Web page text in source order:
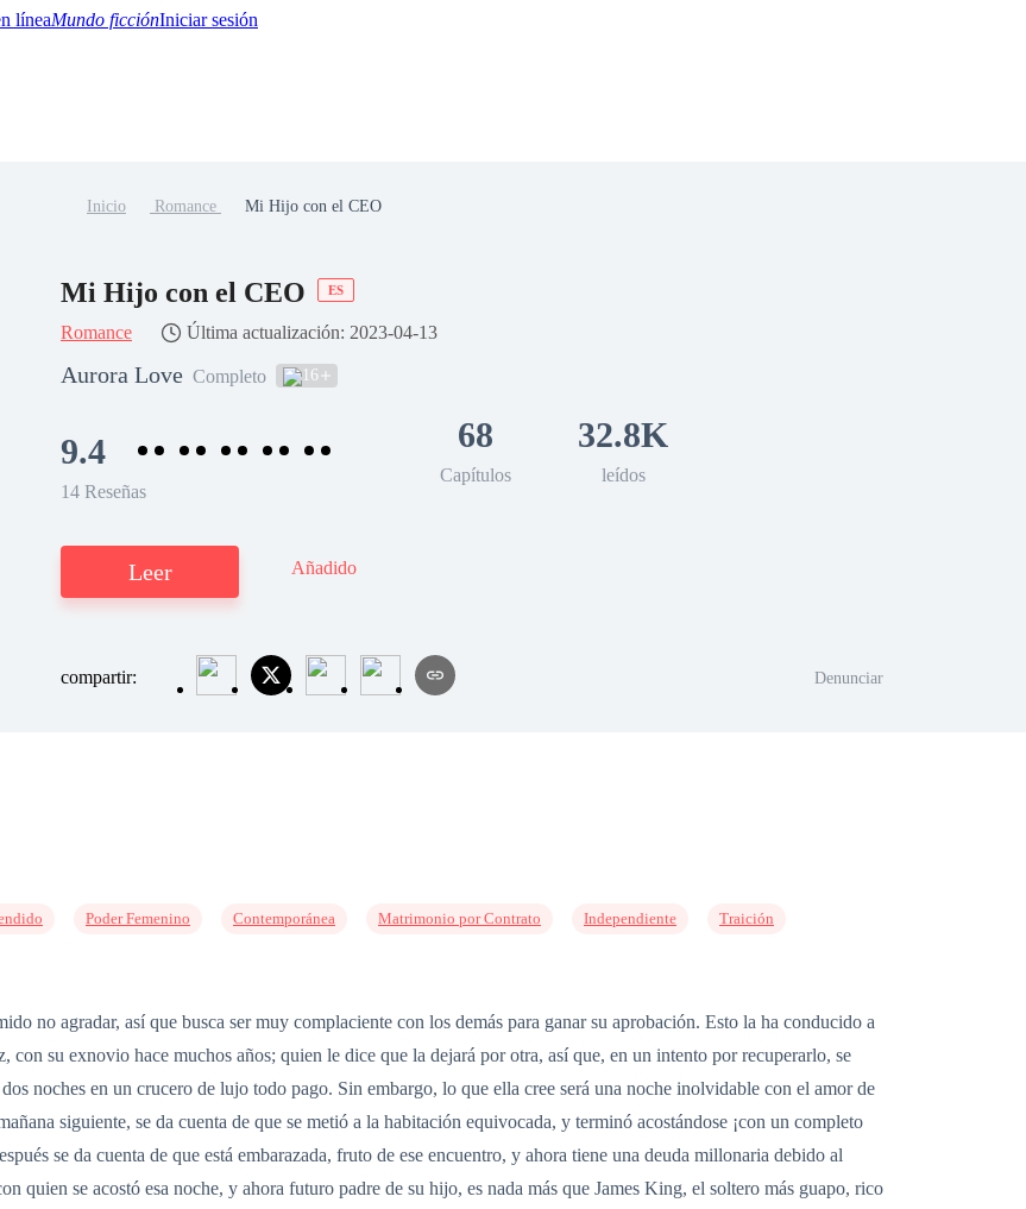
Mundo ficciónIniciar sesión
Inicio Romance Mi Hijo con el CEO
Mi Hijo con el CEO ES
Romance Última actualización: 2023-04-13
Aurora Love Completo 16
9.4
14 Reseñas
68
Capítulos
32.8K
leídos
Leer Añadido
compartir: Denunciar
Poder Femenino Contemporánea Matrimonio por Contrato Independiente Traición
no agradar, así que busca ser muy complaciente con los demás para ganar su aprobación. Esto la ha conducido a
con su exnovio hace muchos años; quien le dice que la dejará por otra, así que, en un intento por recuperarlo, se
noches en un crucero de lujo todo pago. Sin embargo, lo que ella cree será una noche inolvidable con el amor de
siguiente, se da cuenta de que se metió a la habitación equivocada, y terminó acostándose ¡con un completo
se da cuenta de que está embarazada, fruto de ese encuentro, y ahora tiene una deuda millonaria debido al
quien se acostó esa noche, y ahora futuro padre de su hijo, es nada más que James King, el soltero más guapo, rico